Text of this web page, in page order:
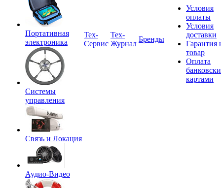
Портативная
электроника
Системы
управления
Связь и Локация
Аудио-Видео
Tex-
Сервис
Тех-
Журнал
Бренды
Условия
оплаты
Условия
доставки
Гарантия
товар
Оплата
картами